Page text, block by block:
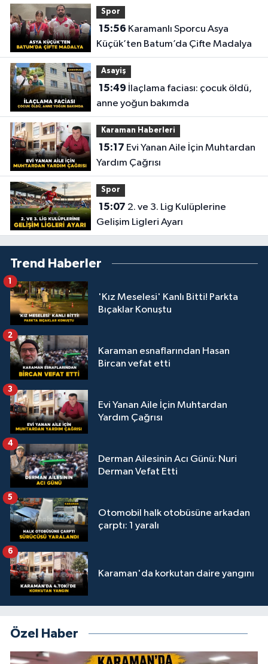
Spor
15:56
Küçük’ten Batum’da Çifte Madalya
Asayiş
15:49
anne yoğun bakımda
Karaman Haberleri
15:17
Yardım Çağrısı
Spor
15:07
Gelişim Ligleri Ayarı
Trend Haberler
'Kız Meselesi' Kanlı Bitti! Parkta
Bıçaklar Konuştu
1
Karaman esnaflarından Hasan
Bircan vefat etti
2
Evi Yanan Aile İçin Muhtardan
Yardım Çağrısı
3
Derman Ailesinin Acı Günü: Nuri
Derman Vefat Etti
4
Otomobil halk otobüsüne arkadan
çarptı: 1 yaralı
5
Karaman'da korkutan daire yangını
6
Özel Haber